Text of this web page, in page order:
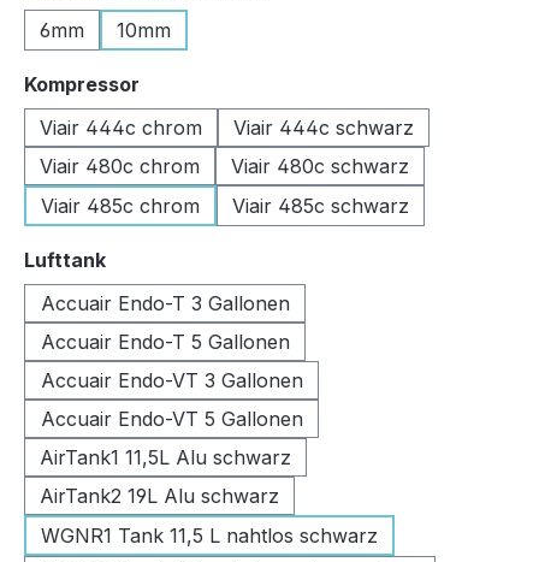
6mm
10mm
Kompressor
Viair 444c chrom
Viair 444c schwarz
Viair 480c chrom
Viair 480c schwarz
Viair 485c chrom
Viair 485c schwarz
Lufttankauswählen
Accuair Endo-T 3 Gallonen
Accuair Endo-T 5 Gallonen
Accuair Endo-VT 3 Gallonen
Accuair Endo-VT 5 Gallonen
AirTank1 11,5L Alu schwarz
AirTank2 19L Alu schwarz
WGNR1 Tank 11,5 L nahtlos schwarz